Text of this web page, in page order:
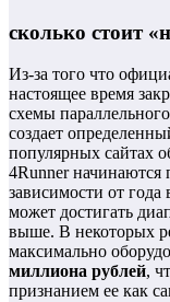
сколько стоит
Из-за того что
настоящее время
схемы
создает
популярных сайтах
4Runner начинаются
зависимости от
может достигать
выше. В некоторых
максимально
миллиона рублей,
признанием ее как